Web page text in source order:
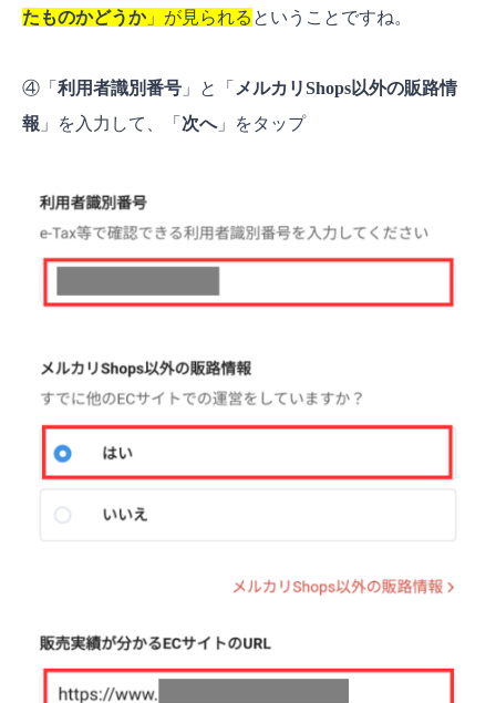
たものかどうか 」が見られる ということですね。
④「 利用者識別番号 」と「 メルカリShops以外の販路情
報 」を入力して、「 次へ」をタップ